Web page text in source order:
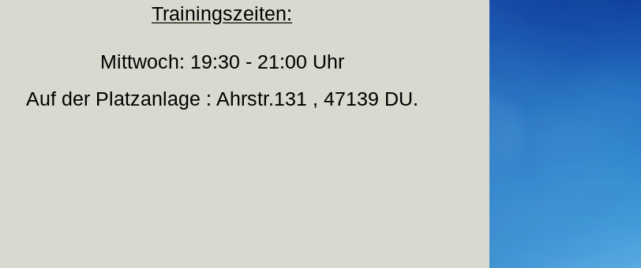
Trainingszeiten:
Mittwoch: 19:30 - 21:00 Uhr
Auf der Platzanlage : Ahrstr.131 , 47139 DU.